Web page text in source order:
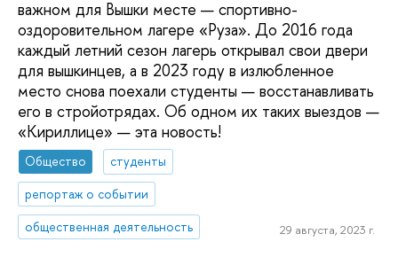
важном для Вышки месте — спортивно-
оздоровительном лагере «Руза». До 2016 года
каждый летний сезон лагерь открывал свои двери
для вышкинцев, а в 2023 году в излюбленное
место снова поехали студенты — восстанавливать
его в стройотрядах. Об одном их таких выездов —
«Кириллице» — эта новость!
Общество
студенты
репортаж о событии
общественная деятельность
29 августа, 2023 г.